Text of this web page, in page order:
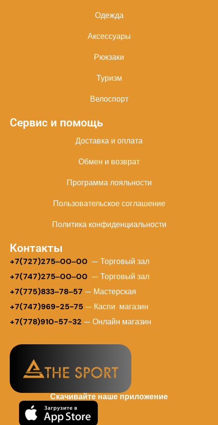
Одежда
Аксессуары
Рюкзаки
Туризм
Велоспорт
Сервис и помощь
Доставка и оплата
Обмен и возврат
Программа лояльности
Пользовательское соглашение
Политика конфиденциальности
Контакты
+7(727)275‒00‒00 — Торговый зал
+7(747)275‒00‒00 — Торговый зал
+7(775)833‒78‒57 — Мастерская
+7(747)969-25-75 — Каспи магазин
+7(778)910-57-32 — Онлайн магазин
Скачивайте наше приложение